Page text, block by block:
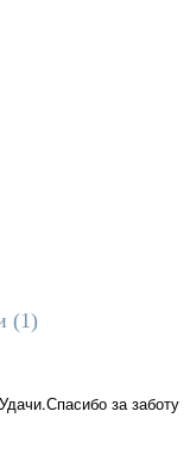
(1)
за заботу